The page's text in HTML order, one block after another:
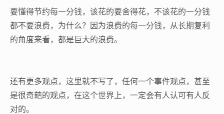
要懂得节约每一分钱，该花的要舍得花，不该花的一分钱
都不要浪费，为什么？因为浪费的每一分钱，从长期复利
的角度来看，都是巨大的浪费。
还有更多观点，这里就不写了，任何一个事件观点，甚至
是很奇葩的观点，在这个世界上，一定会有人认可有人反
对的。